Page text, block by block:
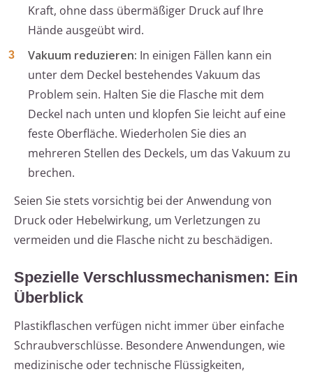
Kraft, ohne dass übermäßiger Druck auf Ihre
Hände ausgeübt wird.
Vakuum reduzieren: In einigen Fällen kann ein
unter dem Deckel bestehendes Vakuum das
Problem sein. Halten Sie die Flasche mit dem
Deckel nach unten und klopfen Sie leicht auf eine
feste Oberfläche. Wiederholen Sie dies an
mehreren Stellen des Deckels, um das Vakuum zu
brechen.
Seien Sie stets vorsichtig bei der Anwendung von
Druck oder Hebelwirkung, um Verletzungen zu
vermeiden und die Flasche nicht zu beschädigen.
Spezielle Verschlussmechanismen: Ein
Überblick
Plastikflaschen verfügen nicht immer über einfache
Schraubverschlüsse. Besondere Anwendungen, wie
medizinische oder technische Flüssigkeiten,